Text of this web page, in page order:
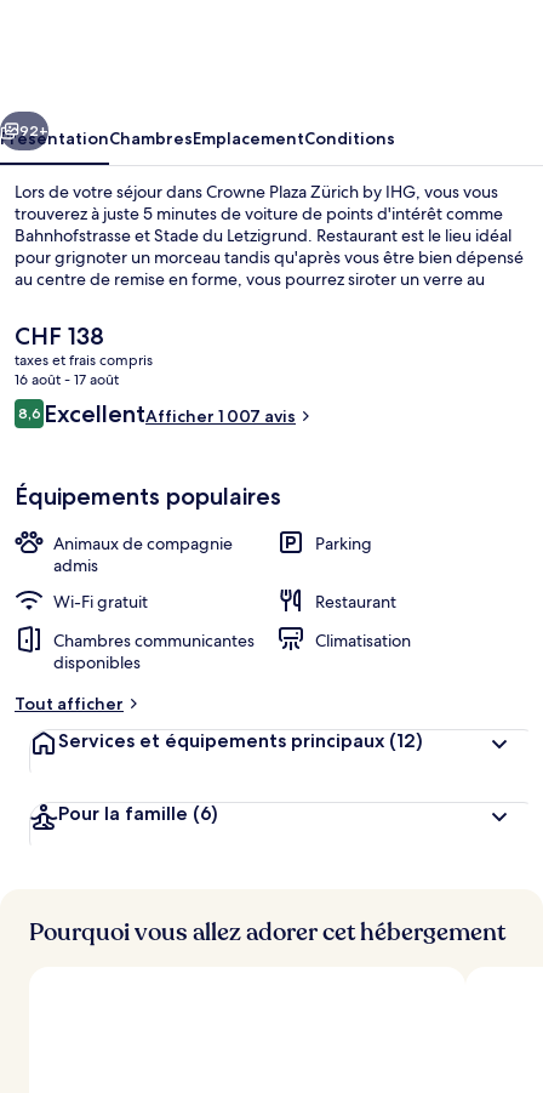
IHG
Suivant
92+
PrésentationChambresEmplacementConditions
Lors de votre séjour dans Crowne Plaza Zürich by IHG, vous vous
trouverez à juste 5 minutes de voiture de points d'intérêt comme
Bahnhofstrasse et Stade du Letzigrund. Restaurant est le lieu idéal
pour grignoter un morceau tandis qu'après vous être bien dépensé
au centre de remise en forme, vous pourrez siroter un verre au
sauna, un hammam et une terrasse. Les autres voyageurs adorent le
personnel attentionné. Les transports publics se situent à une
courte distance à pied : Arrêt de tram Letzigrund est à 3 min et Arrêt
de tram Albisriederplatz, à 5 min.
Le
prix
actuel
est
de
CHF 138
taxes et frais compris
16 août - 17 août
Avis
voyageurs
8,68,6 sur 10
ExcellentAfficher 1 007 avis
Équipements populaires
Animaux de compagnie
admis
Parking
Wi-Fi gratuit
Restaurant
Chambres communicantes
disponibles
Climatisation
Tout afficher
Services et équipements principaux (12)
Pour la famille (6)
Pourquoi vous allez adorer cet hébergement